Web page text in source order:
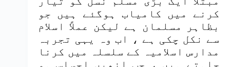
کرنے میں کامیاب ہوگئے ہیں جو
بظاہر مسلمان ہے لیکن عملاً اسلام
سے نکل چکی ہے ، اب وہ یہی تجربہ
مدارس اسلامیہ کے سلسلہ میں کرنا